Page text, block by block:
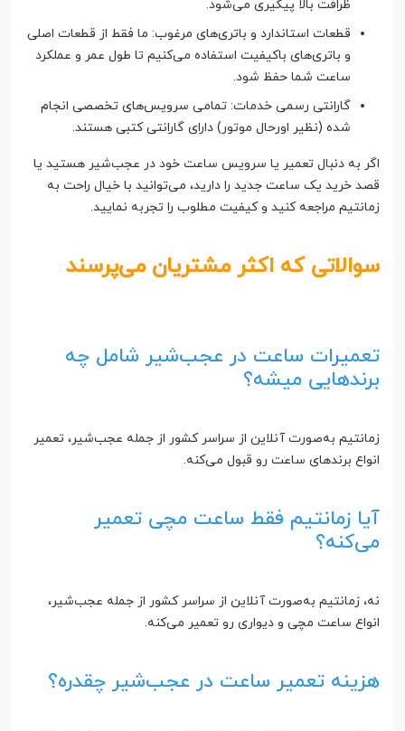
ظرافت بالا پیگیری می‌شود.
قطعات استاندارد و باتری‌های مرغوب: ما فقط از قطعات اصلی
و باتری‌های باکیفیت استفاده می‌کنیم تا طول عمر و عملکرد
ساعت شما حفظ شود.
گارانتی رسمی خدمات: تمامی سرویس‌های تخصصی انجام
شده (نظیر اورحال موتور) دارای گارانتی کتبی هستند.
اگر به دنبال تعمیر یا سرویس ساعت خود در عجب‌شیر هستید یا
قصد خرید یک ساعت جدید را دارید، می‌توانید با خیال راحت به
زمانتیم مراجعه کنید و کیفیت مطلوب را تجربه نمایید.
سوالاتی که اکثر مشتریان می‌پرسند
تعمیرات ساعت در عجب‌شیر شامل چه
برندهایی میشه؟
زمانتیم به‌صورت آنلاین از سراسر کشور از جمله عجب‌شیر، تعمیر
انواع برندهای ساعت رو قبول می‌کنه.
آیا زمانتیم فقط ساعت مچی تعمیر
می‌کنه؟
نه، زمانتیم به‌صورت آنلاین از سراسر کشور از جمله عجب‌شیر،
انواع ساعت مچی و دیواری رو تعمیر می‌کنه.
هزینه تعمیر ساعت در عجب‌شیر چقدره؟